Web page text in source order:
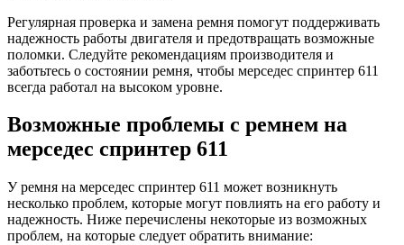
Регулярная проверка и замена ремня помогут поддерживать
надежность работы двигателя и предотвращать возможные
поломки. Следуйте рекомендациям производителя и
заботьтесь о состоянии ремня, чтобы мерседес спринтер 611
всегда работал на высоком уровне.
Возможные проблемы с ремнем на
мерседес спринтер 611
У ремня на мерседес спринтер 611 может возникнуть
несколько проблем, которые могут повлиять на его работу и
надежность. Ниже перечислены некоторые из возможных
проблем, на которые следует обратить внимание: